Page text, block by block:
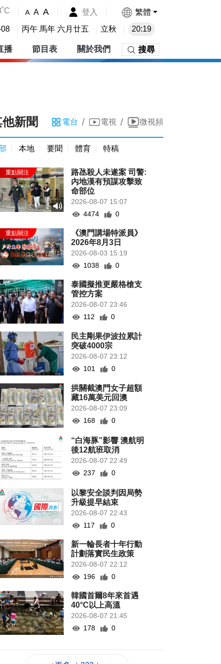
A A A 登入 繁體
丙午 馬年 六月廿五 立秋 20:19
播 節目表 關於我們 搜尋
新聞 電台 / 電視 / 微視頻
本地 要聞 體育 特稿
路氹殺人未遂案 司警:
內地漢有預謀攻擊致
命部位
2026-08-07 15:07
4474
0
《澳門講場特派員》
2026年8月3日
2026-08-03 15:19
1038
0
泰國擬推更嚴格槍支
管控方案
2026-08-07 23:46
112
0
民主剛果伊波拉累計
突破4000宗
2026-08-07 23:12
101
0
拱關截澳門女子超額
藏16萬美元回澳
2026-08-07 23:09
168
0
“白海豚”影響 澳航明
後12航班取消
2026-08-07 22:49
237
0
以黎安全談判因局勢
升級提早結束
2026-08-07 22:43
117
0
新一輪長者十年行動
計劃落實民生政策
2026-08-07 22:12
196
0
韓國首爾8年來首遇
40°C以上高溫
2026-08-07 21:45
178
0